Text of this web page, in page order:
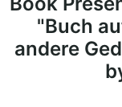
Information
(Russian) – О
проекте
"Buch
andere